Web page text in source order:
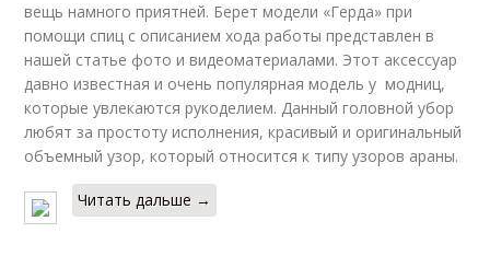
вещь намного приятней. Берет модели «Герда» при
помощи спиц с описанием хода работы представлен в
нашей статье фото и видеоматериалами. Этот аксессуар
давно известная и очень популярная модель у модниц,
которые увлекаются рукоделием. Данный головной убор
любят за простоту исполнения, красивый и оригинальный
объемный узор, который относится к типу узоров араны.
Читать дальше →